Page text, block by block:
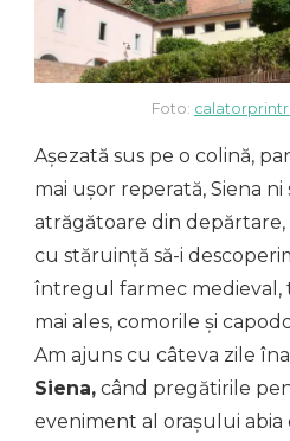
Foto:
Așezată sus pe o colină,
mai ușor reperată, Siena
atrăgătoare din
cu stăruință să-i
întregul farmec medieval,
mai ales, comorile și
Am ajuns cu câteva zile
Siena, când pregătirile
eveniment al orașului abia